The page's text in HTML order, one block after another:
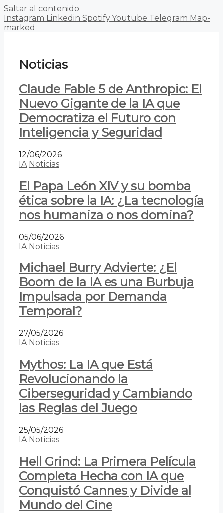
Saltar al contenido
Instagram Linkedin Spotify Youtube Telegram Map-
marked
Noticias
Claude Fable 5 de Anthropic: El
Nuevo Gigante de la IA que
Democratiza el Futuro con
Inteligencia y Seguridad
12/06/2026
IA Noticias
El Papa León XIV y su bomba
ética sobre la IA: ¿La tecnología
nos humaniza o nos domina?
05/06/2026
IA Noticias
Michael Burry Advierte: ¿El
Boom de la IA es una Burbuja
Impulsada por Demanda
Temporal?
27/05/2026
IA Noticias
Mythos: La IA que Está
Revolucionando la
Ciberseguridad y Cambiando
las Reglas del Juego
25/05/2026
IA Noticias
Hell Grind: La Primera Película
Completa Hecha con IA que
Conquistó Cannes y Divide al
Mundo del Cine